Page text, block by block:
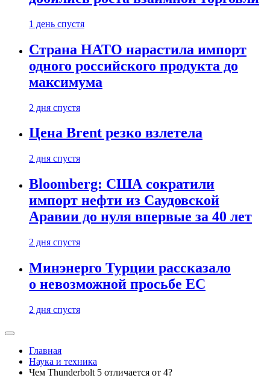
1 день спустя
Страна НАТО нарастила импорт
одного российского продукта до
максимума
2 дня спустя
Цена Brent резко взлетела
2 дня спустя
Bloomberg: США сократили
импорт нефти из Саудовской
Аравии до нуля впервые за 40 лет
2 дня спустя
Минэнерго Турции рассказало
о невозможной просьбе ЕС
2 дня спустя
Главная
Наука и техника
Чем Thunderbolt 5 отличается от 4?